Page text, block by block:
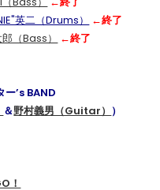
英二（Drums）
←終了
（Bass）
←終了
BAND
＆野村義男（Guitar） ）
！